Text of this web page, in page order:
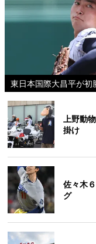
東日本国際大昌平が
上野動
掛け
佐々木
グ